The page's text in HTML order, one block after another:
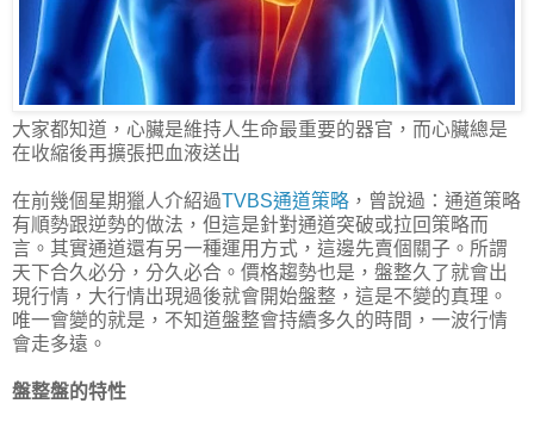
大家都知道，心臟是維持人生命最重要的器官，而心臟總是
在收縮後再擴張把血液送出
在前幾個星期獵人介紹過TVBS通道策略 ，曾說過：通道策略
有順勢跟逆勢的做法，但這是針對通道突破或拉回策略而
言。其實通道還有另一種運用方式，這邊先賣個關子。所謂
天下合久必分，分久必合。價格趨勢也是，盤整久了就會出
現行情，大行情出現過後就會開始盤整，這是不變的真理。
唯一會變的就是，不知道盤整會持續多久的時間，一波行情
會走多遠。
盤整盤的特性